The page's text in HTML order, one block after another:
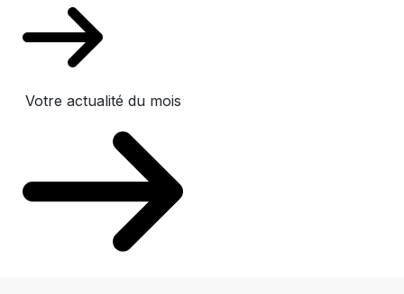
Votre actualité du mois